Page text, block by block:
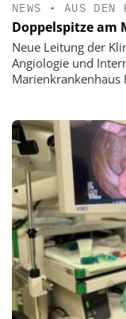
NEWS • AUS DEN
Doppelspitze am
Neue Leitung der
Angiologie und
Marienkrankenhaus